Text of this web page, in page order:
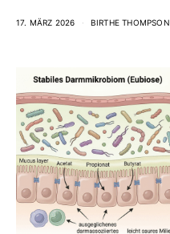
17. MÄRZ 2026 BIRTHE THOMPSON